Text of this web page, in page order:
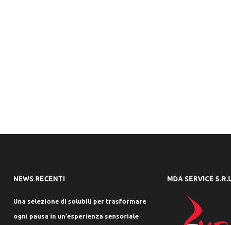
NEWS RECENTI
Una selezione di solubili per trasformare
ogni pausa in un’esperienza sensoriale
MDA SERVICE